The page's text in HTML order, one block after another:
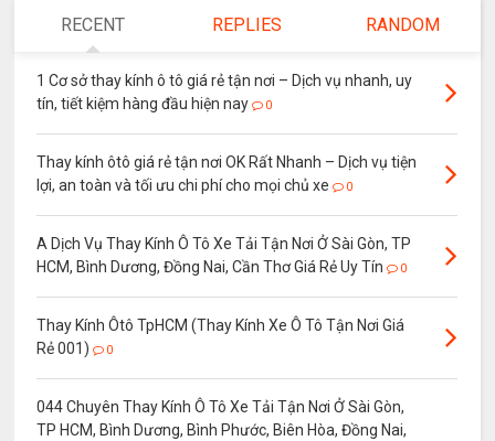
RECENT REPLIES RANDOM
1 Cơ sở thay kính ô tô giá rẻ tận nơi – Dịch vụ nhanh, uy
tín, tiết kiệm hàng đầu hiện nay
0
Thay kính ôtô giá rẻ tận nơi OK Rất Nhanh – Dịch vụ tiện
lợi, an toàn và tối ưu chi phí cho mọi chủ xe
0
A Dịch Vụ Thay Kính Ô Tô Xe Tải Tận Nơi Ở Sài Gòn, TP
HCM, Bình Dương, Đồng Nai, Cần Thơ Giá Rẻ Uy Tín
0
Thay Kính Ôtô TpHCM (Thay Kính Xe Ô Tô Tận Nơi Giá
Rẻ 001)
0
044 Chuyên Thay Kính Ô Tô Xe Tải Tận Nơi Ở Sài Gòn,
TP HCM, Bình Dương, Bình Phước, Biên Hòa, Đồng Nai,